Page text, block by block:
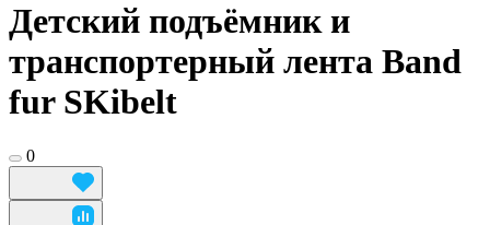
Детский подъёмник и
транспортерный лента Band
fur SKibelt
0